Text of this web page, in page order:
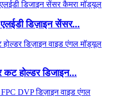
डिज़ाइन सेंसर...
होल्डर डिजाइन...